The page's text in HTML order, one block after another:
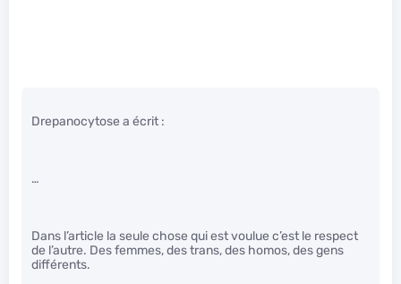
Drepanocytose a écrit :
…
Dans l’article la seule chose qui est voulue c’est le respect
de l’autre. Des femmes, des trans, des homos, des gens
différents.